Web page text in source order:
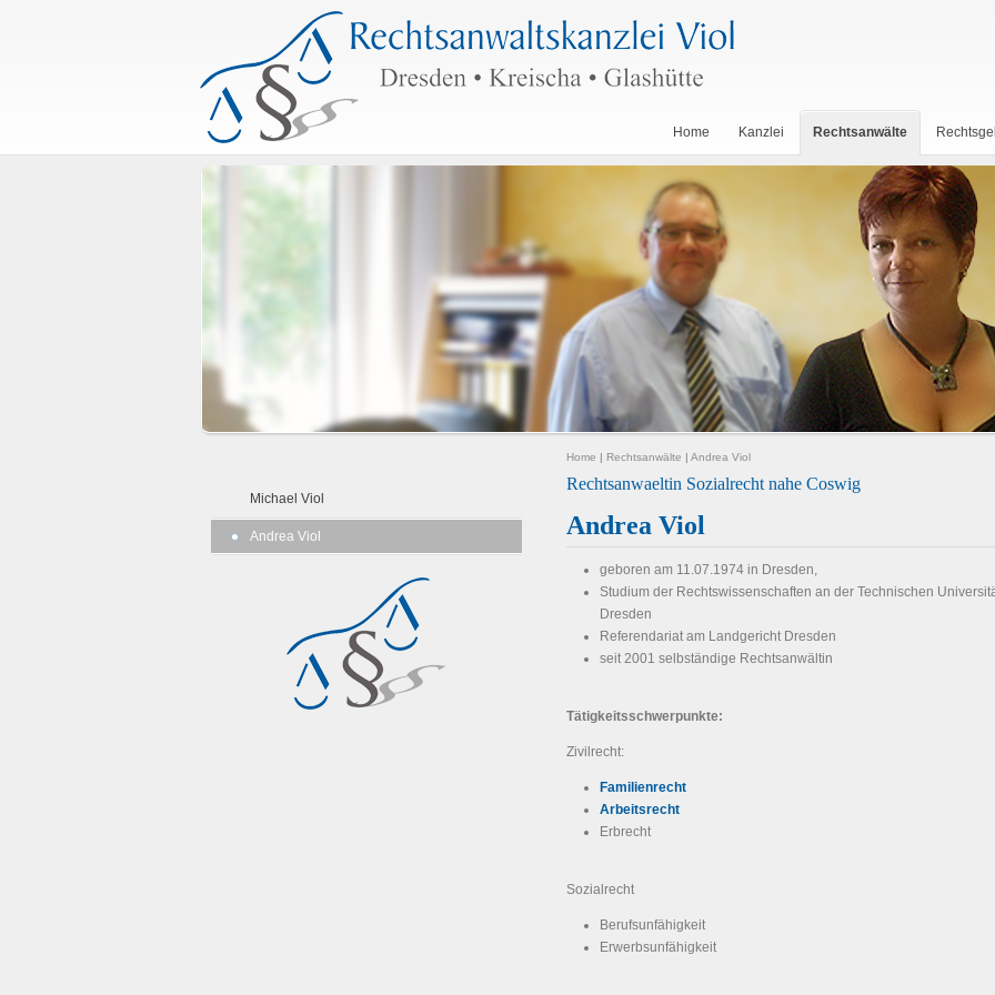
Home Kanzlei Rechtsanwälte
Michael Viol
Andrea Viol
Home | Rechtsanwälte | Andrea Viol
Rechtsanwaeltin Sozialrecht nahe Coswig
Andrea Viol
geboren am 11.07.1974 in Dresden,
Studium der Rechtswissenschaften an der Technischen
Dresden
Referendariat am Landgericht Dresden
seit 2001 selbständige Rechtsanwältin
Tätigkeitsschwerpunkte:
Zivilrecht:
Familienrecht
Arbeitsrecht
Erbrecht
Sozialrecht
Berufsunfähigkeit
Erwerbsunfähigkeit